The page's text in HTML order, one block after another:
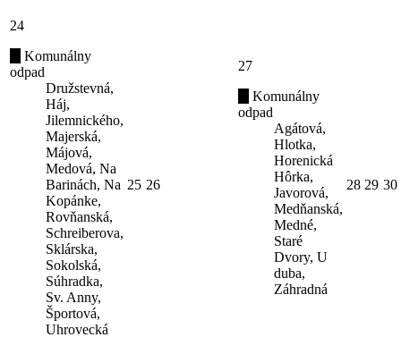
24
Komunálny
odpad
Družstevná,
Háj,
Jilemnického,
Majerská,
Májová,
Medová, Na
Barinách, Na
Kopánke,
Rovňanská,
Schreiberova,
Sklárska,
Sokolská,
Súhradka,
Sv. Anny,
Športová,
Uhrovecká
25 26
27
Komunálny
odpad
Agátová,
Hlotka,
Horenická
Hôrka,
Javorová,
Medňanská,
Medné,
Staré
Dvory, U
duba,
Záhradná
28 29 30